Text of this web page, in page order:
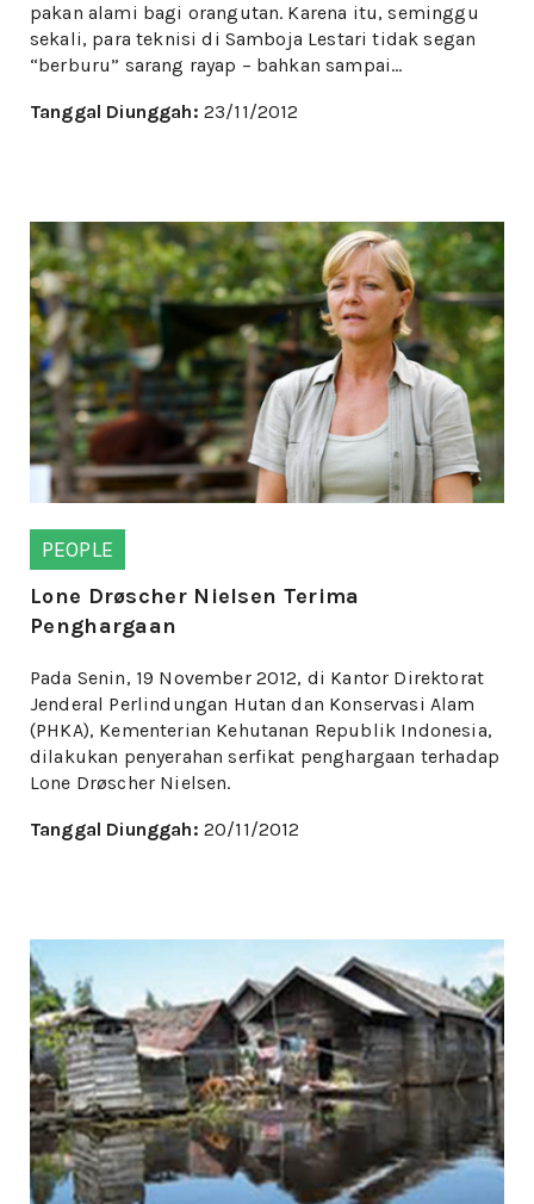
pakan alami bagi orangutan. Karena itu, seminggu
sekali, para teknisi di Samboja Lestari tidak segan
“berburu” sarang rayap – bahkan sampai...
Tanggal Diunggah: 23/11/2012
PEOPLE
Lone Drøscher Nielsen Terima
Penghargaan
Pada Senin, 19 November 2012, di Kantor Direktorat
Jenderal Perlindungan Hutan dan Konservasi Alam
(PHKA), Kementerian Kehutanan Republik Indonesia,
dilakukan penyerahan serfikat penghargaan terhadap
Lone Drøscher Nielsen.
Tanggal Diunggah: 20/11/2012